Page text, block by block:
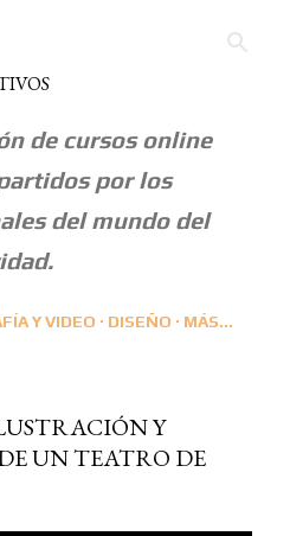
de cursos online
por los
del mundo del
Y VIDEO DISEÑO MÁS…
Y
UN TEATRO DE